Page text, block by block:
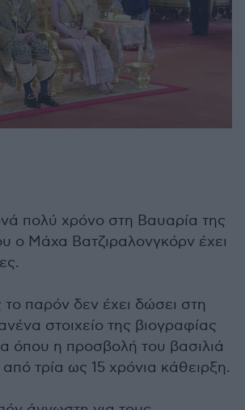
πολύ χρόνο στη Βαυαρία της
ο Μάχα Βατζιραλονγκόρν έχει
το παρόν δεν έχει δώσει στη
στοιχείο της βιογραφίας
όπου η προσβολή του βασιλιά
από τρία ως 15 χρόνια κάθειρξη.